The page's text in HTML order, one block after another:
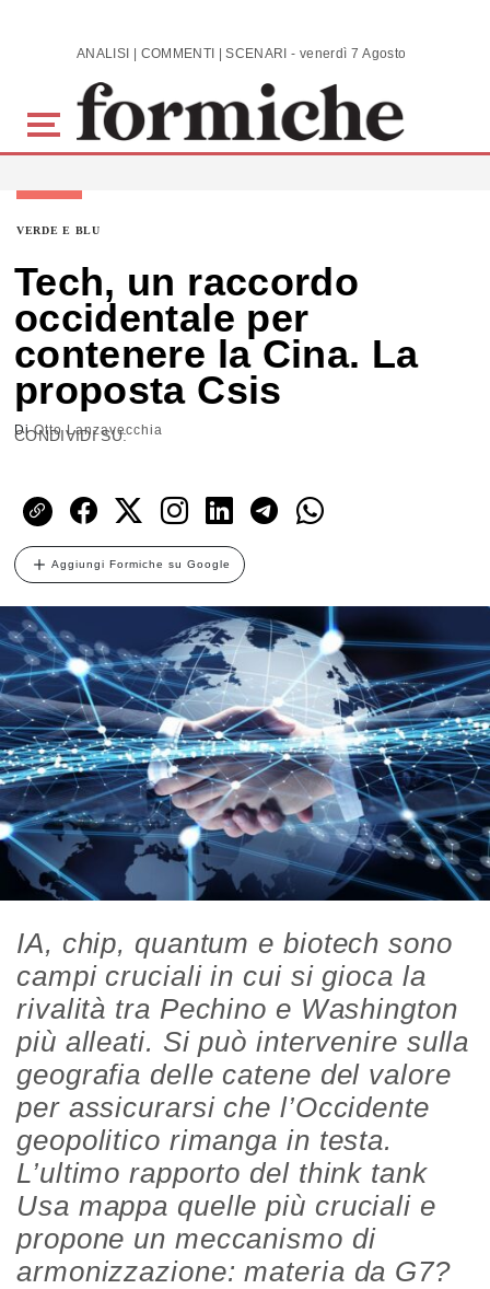
Skip to main content ANALISI | COMMENTI | SCENARI - venerdì 7 Agosto 2026
VERDE E BLU
Tech, un raccordo
occidentale per
contenere la Cina. La
proposta Csis
DiOtto Lanzavecchia
CONDIVIDI SU:
Aggiungi Formiche su Google
IA, chip, quantum e biotech sono
campi cruciali in cui si gioca la
rivalità tra Pechino e Washington
più alleati. Si può intervenire sulla
geografia delle catene del valore
per assicurarsi che l’Occidente
geopolitico rimanga in testa.
L’ultimo rapporto del think tank
Usa mappa quelle più cruciali e
propone un meccanismo di
armonizzazione: materia da G7?